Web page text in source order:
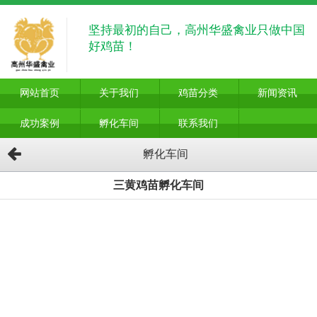
坚持最初的自己，高州华盛禽业只做中国
好鸡苗！
网站首页 关于我们 鸡苗分类 新闻资讯
成功案例 孵化车间 联系我们
孵化车间
三黄鸡苗孵化车间